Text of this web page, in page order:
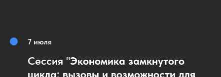
7 июля
Сессия "Экономика замкнутого
цикла: вызовы и возможности для